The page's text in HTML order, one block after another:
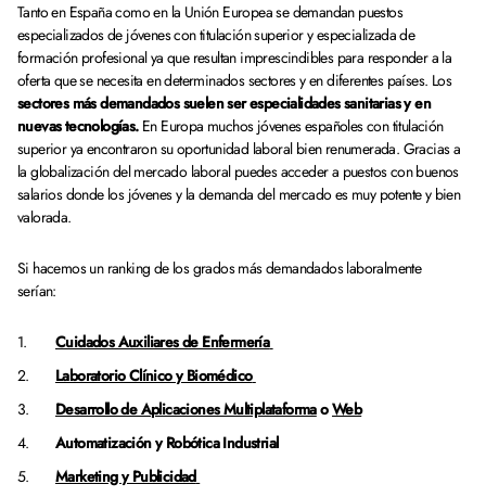
Tanto en España como en la Unión Europea se demandan puestos
especializados de jóvenes con titulación superior y especializada de
formación profesional ya que resultan imprescindibles para responder a la
oferta que se necesita en determinados sectores y en diferentes países. Los
sectores más demandados suelen ser especialidades sanitarias y en
nuevas tecnologías. En Europa muchos jóvenes españoles con titulación
superior ya encontraron su oportunidad laboral bien renumerada. Gracias a
la globalización del mercado laboral puedes acceder a puestos con buenos
salarios donde los jóvenes y la demanda del mercado es muy potente y bien
valorada.
Si hacemos un ranking de los grados más demandados laboralmente
serían:
Cuidados Auxiliares de Enfermería
Laboratorio Clínico y Biomédico
Desarrollo de Aplicaciones MultiplataformaoWeb
Automatización y Robótica Industrial
Marketing y Publicidad